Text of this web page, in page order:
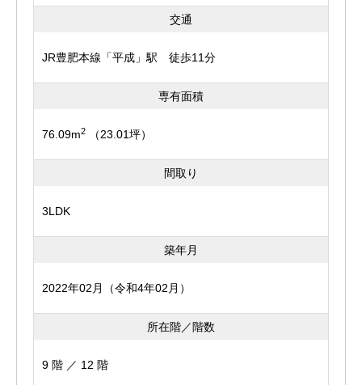
キッチンは開放感のある対面式を採用。
料理をしながらリビング全体を見渡せるため、ご家族との
様の学習スペースとしても活躍してくれそうです。
水回りもリフォームにより清潔感のある空間へ一新。
浴室や洗面室はシンプルながら落ち着いたデザインで、毎
交通
JR豊肥本線「平成」駅 徒歩11分
専有面積
76.09m2 （23.01坪）
間取り
3LDK
築年月
2022年02月（令和4年02月）
所在階／階数
9 階 ／ 12 階